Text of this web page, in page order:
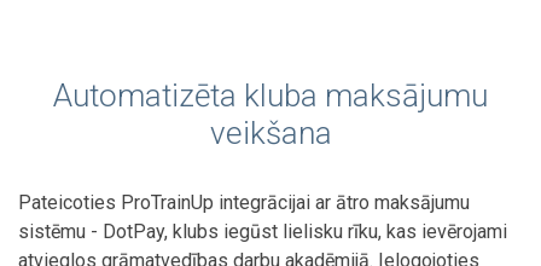
Automatizēta kluba maksājumu
veikšana
Pateicoties ProTrainUp integrācijai ar ātro maksājumu
sistēmu - DotPay, klubs iegūst lielisku rīku, kas ievērojami
atvieglos grāmatvedības darbu akadēmijā. Ielogojoties